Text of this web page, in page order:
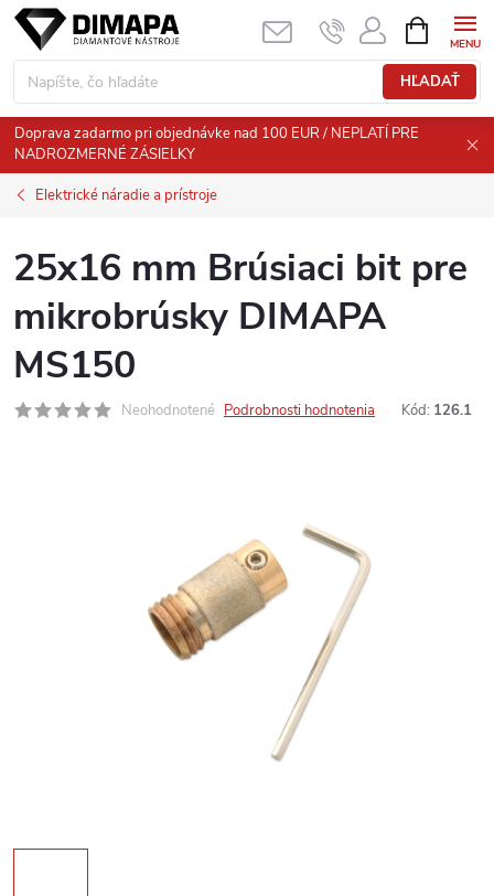
Prejsť
obsah
HĽADAŤ
KOŠÍK
Doprava zadarmo pri objednávke nad 100 EUR / NEPLATÍ PRE
NADROZMERNÉ ZÁSIELKY
Elektrické náradie a prístroje
25x16 mm Brúsiaci bit pre
mikrobrúsky DIMAPA
MS150
Neohodnotené Podrobnosti hodnotenia Kód: 126.1